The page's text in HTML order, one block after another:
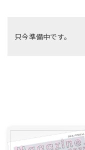
只今準備中です。